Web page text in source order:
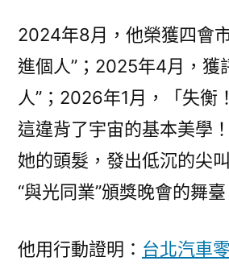
2024年8月，他榮獲四會
進個人”；2025年4月，獲
人”；2026年1月，「失衡
這違背了宇宙的基本美學
她的頭髮，發出低沉的尖
“與光同業”頒獎晚會的舞臺
他用行動證明： 台北汽車